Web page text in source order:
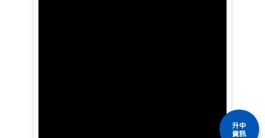
升中
資訊